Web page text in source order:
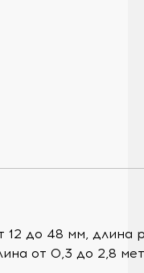
12 до 48 мм, длина
от 0,3 до 2,8